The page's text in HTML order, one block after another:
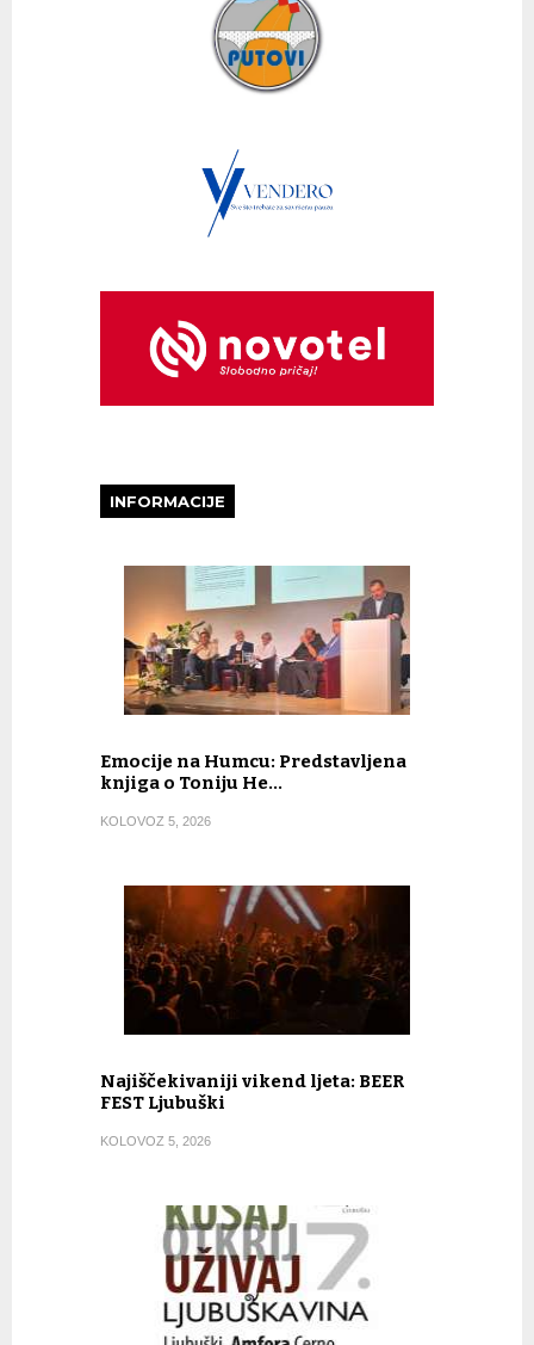
INFORMACIJE
Emocije na Humcu: Predstavljena
knjiga o Toniju He…
KOLOVOZ 5, 2026
Najiščekivaniji vikend ljeta: BEER
FEST Ljubuški
KOLOVOZ 5, 2026